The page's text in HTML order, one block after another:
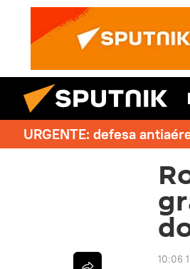
URGENTE: defesa
10:06